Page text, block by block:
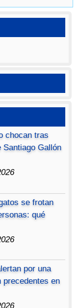
chocan tras
Santiago Gallón
se frotan
qué
por una
precedentes en